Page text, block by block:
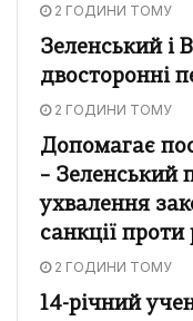
2 ГОДИНИ ТОМУ
Зеленський і
двосторонні
2 ГОДИНИ ТОМУ
Допомагає
– Зеленський
ухвалення
санкції проти
2 ГОДИНИ ТОМУ
14-річний